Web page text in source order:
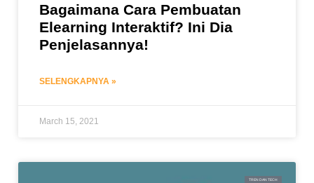
Bagaimana Cara Pembuatan
Elearning Interaktif? Ini Dia
Penjelasannya!
SELENGKAPNYA »
March 15, 2021
TREN DAN TECH